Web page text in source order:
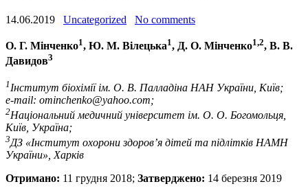
14.06.2019 Uncategorized No comments
O. Г. Мінченко1, Ю. М. Вілецька1, Д. O. Мінченко1,2, В. В.
Давидов3
1 Інститут біохімії ім. О. В. Палладіна НАН України, Київ;
e-mail: ominchenko@yahoo.com;
2Національний медичний університет ім. О. О. Богомольця,
Київ, Україна;
3ДЗ «Інститут охорони здоров’я дітей та підлітків НАМН
України», Харків
Отримано: 11 грудня 2018; Затверджено: 14 березня 2019